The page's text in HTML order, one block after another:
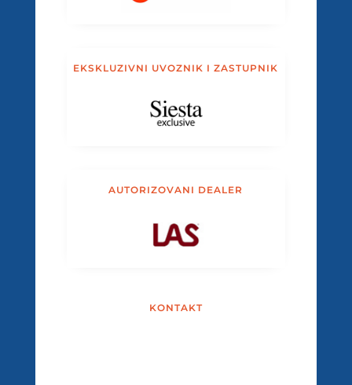
EKSKLUZIVNI UVOZNIK I ZASTUPNIK
AUTORIZOVANI DEALER
KONTAKT